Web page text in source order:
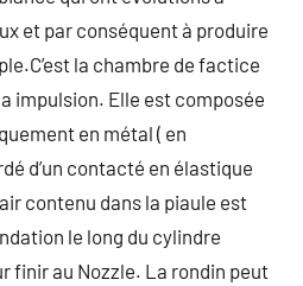
et par conséquent à produire
la chambre de factice
impulsion. Elle est composée
en métal ( en
d’un contacté en élastique
contenu dans la piaule est
le long du cylindre
finir au Nozzle. La rondin peut